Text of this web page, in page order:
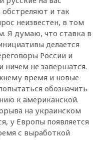
и так
неизвестен, в том
Я думаю, что ставка в
делается
России и
не завершатся.
время и новые
обозначить
к американской.
на украинском
у Европы появляется
с выработкой